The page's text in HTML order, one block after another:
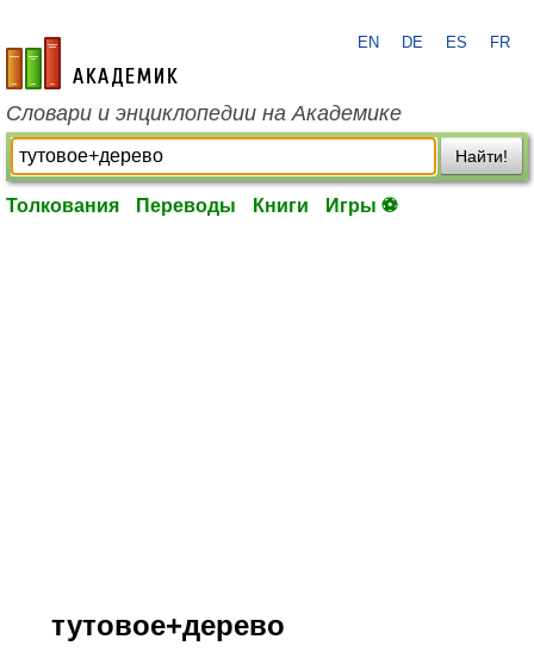
academic.ru
EN DE ES FR
Словари и энциклопедии на Академике
Найти!
Толкования Переводы Книги Игры ⚽
тутовое+дерево